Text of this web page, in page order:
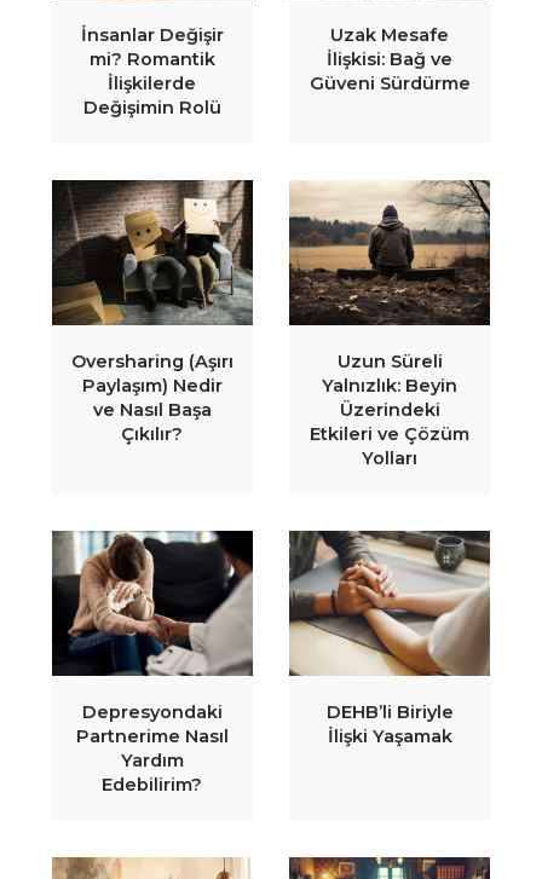
İnsanlar Değişir
mi? Romantik
İlişkilerde
Değişimin Rolü
Uzak Mesafe
İlişkisi: Bağ ve
Güveni Sürdürme
Oversharing (Aşırı
Paylaşım) Nedir
ve Nasıl Başa
Çıkılır?
Uzun Süreli
Yalnızlık: Beyin
Üzerindeki
Etkileri ve Çözüm
Yolları
Depresyondaki
Partnerime Nasıl
Yardım
Edebilirim?
DEHB’li Biriyle
İlişki Yaşamak